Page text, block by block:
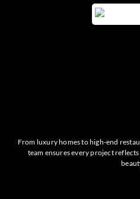
From luxury homes to high-end
team ensures every project